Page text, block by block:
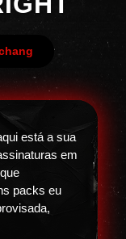
está a sua
em
packs eu